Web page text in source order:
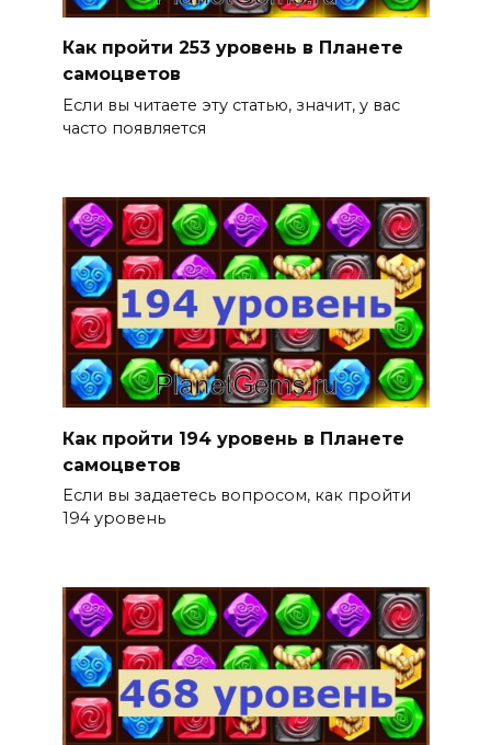
Как пройти 253 уровень в Планете
самоцветов
Если вы читаете эту статью, значит, у вас
часто появляется
Как пройти 194 уровень в Планете
самоцветов
Если вы задаетесь вопросом, как пройти
194 уровень